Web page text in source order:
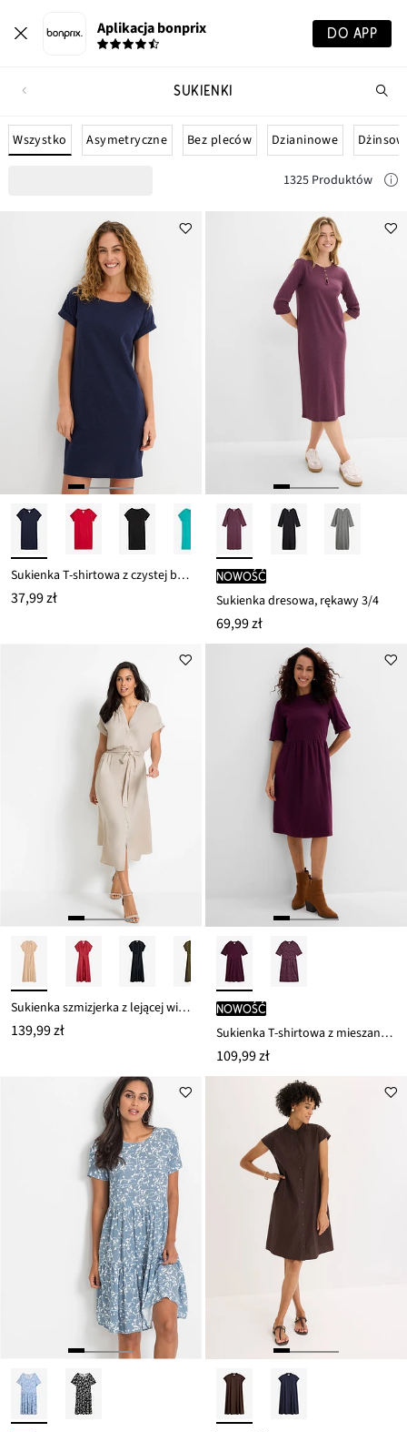
Aplikacja bonprix DO APP
SUKIENKI
Wszystko Asymetryczne Bez pleców Dzianinowe
1325 Produktów
Sukienka T-shirtowa z czystej bawełny organicznej
37,99 zł
nowość
Sukienka dresowa, rękawy 3/4
69,99 zł
Sukienka szmizjerka z lejącej wiskozy
139,99 zł
nowość
Sukienka T-shirtowa z mieszanki bawełny i elastanu
109,99 zł